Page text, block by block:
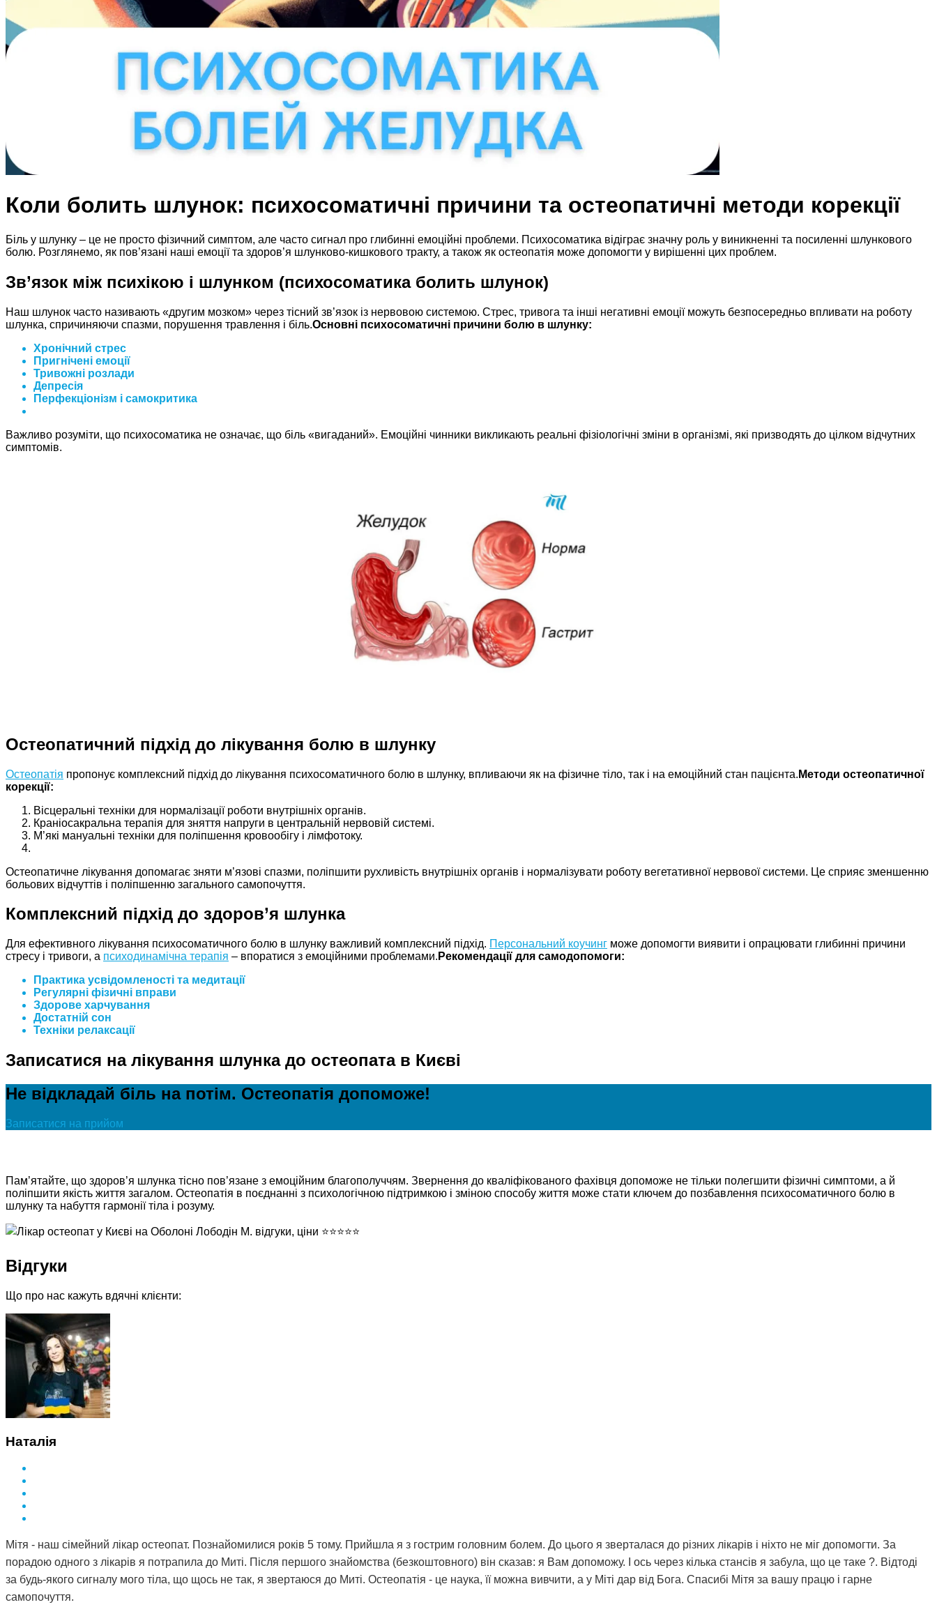
Коли болить шлунок: психосоматичні причини та остеопатичні методи корекції
Біль у шлунку – це не просто фізичний симптом, але часто сигнал про глибинні емоційні проблеми. Психосоматика відіграє значну роль у виникненні та посиленні шлункового
болю. Розглянемо, як пов’язані наші емоції та здоров’я шлунково-кишкового тракту, а також як остеопатія може допомогти у вирішенні цих проблем.
Зв’язок між психікою і шлунком (психосоматика болить шлунок)
Наш шлунок часто називають «другим мозком» через тісний зв’язок із нервовою системою. Стрес, тривога та інші негативні емоції можуть безпосередньо впливати на роботу
шлунка, спричиняючи спазми, порушення травлення і біль.Основні психосоматичні причини болю в шлунку:
Хронічний стрес
Пригнічені емоції
Тривожні розлади
Депресія
Перфекціонізм і самокритика
Важливо розуміти, що психосоматика не означає, що біль «вигаданий». Емоційні чинники викликають реальні фізіологічні зміни в організмі, які призводять до цілком відчутних
симптомів.
Остеопатичний підхід до лікування болю в шлунку
Остеопатія пропонує комплексний підхід до лікування психосоматичного болю в шлунку, впливаючи як на фізичне тіло, так і на емоційний стан пацієнта. Методи остеопатичної
корекції:
Вісцеральні техніки для нормалізації роботи внутрішніх органів.
Краніосакральна терапія для зняття напруги в центральній нервовій системі.
М’які мануальні техніки для поліпшення кровообігу і лімфотоку.
Остеопатичне лікування допомагає зняти м’язові спазми, поліпшити рухливість внутрішніх органів і нормалізувати роботу вегетативної нервової системи. Це сприяє зменшенню
больових відчуттів і поліпшенню загального самопочуття.
Комплексний підхід до здоров’я шлунка
Для ефективного лікування психосоматичного болю в шлунку важливий комплексний підхід. Персональний коучинг може допомогти виявити і опрацювати глибинні причини
стресу і тривоги, а психодинамічна терапія – впоратися з емоційними проблемами. Рекомендації для самодопомоги:
Практика усвідомленості та медитації
Регулярні фізичні вправи
Здорове харчування
Достатній сон
Техніки релаксації
Записатися на лікування шлунка до остеопата в Києві
Не відкладай біль на потім. Остеопатія допоможе!
Записатися на прийом
Пам’ятайте, що здоров’я шлунка тісно пов’язане з емоційним благополуччям. Звернення до кваліфікованого фахівця допоможе не тільки полегшити фізичні симптоми, а й
поліпшити якість життя загалом. Остеопатія в поєднанні з психологічною підтримкою і зміною способу життя може стати ключем до позбавлення психосоматичного болю в
шлунку та набуття гармонії тіла і розуму.
Відгуки
Що про нас кажуть вдячні клієнти:
Наталія
Мітя - наш сімейний лікар остеопат. Познайомилися років 5 тому. Прийшла я з гострим головним болем. До цього я зверталася до різних лікарів і ніхто не міг допомогти. За
порадою одного з лікарів я потрапила до Миті. Після першого знайомства (безкоштовного) він сказав: я Вам допоможу. І ось через кілька стансів я забула, що це таке ?. Відтоді
за будь-якого сигналу мого тіла, що щось не так, я звертаюся до Миті. Остеопатія - це наука, її можна вивчити, а у Міті дар від Бога. Спасибі Мітя за вашу працю і гарне
самопочуття.